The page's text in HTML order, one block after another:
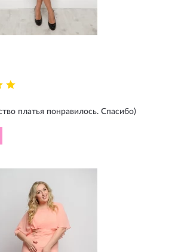
платья понравилось. Спасибо)